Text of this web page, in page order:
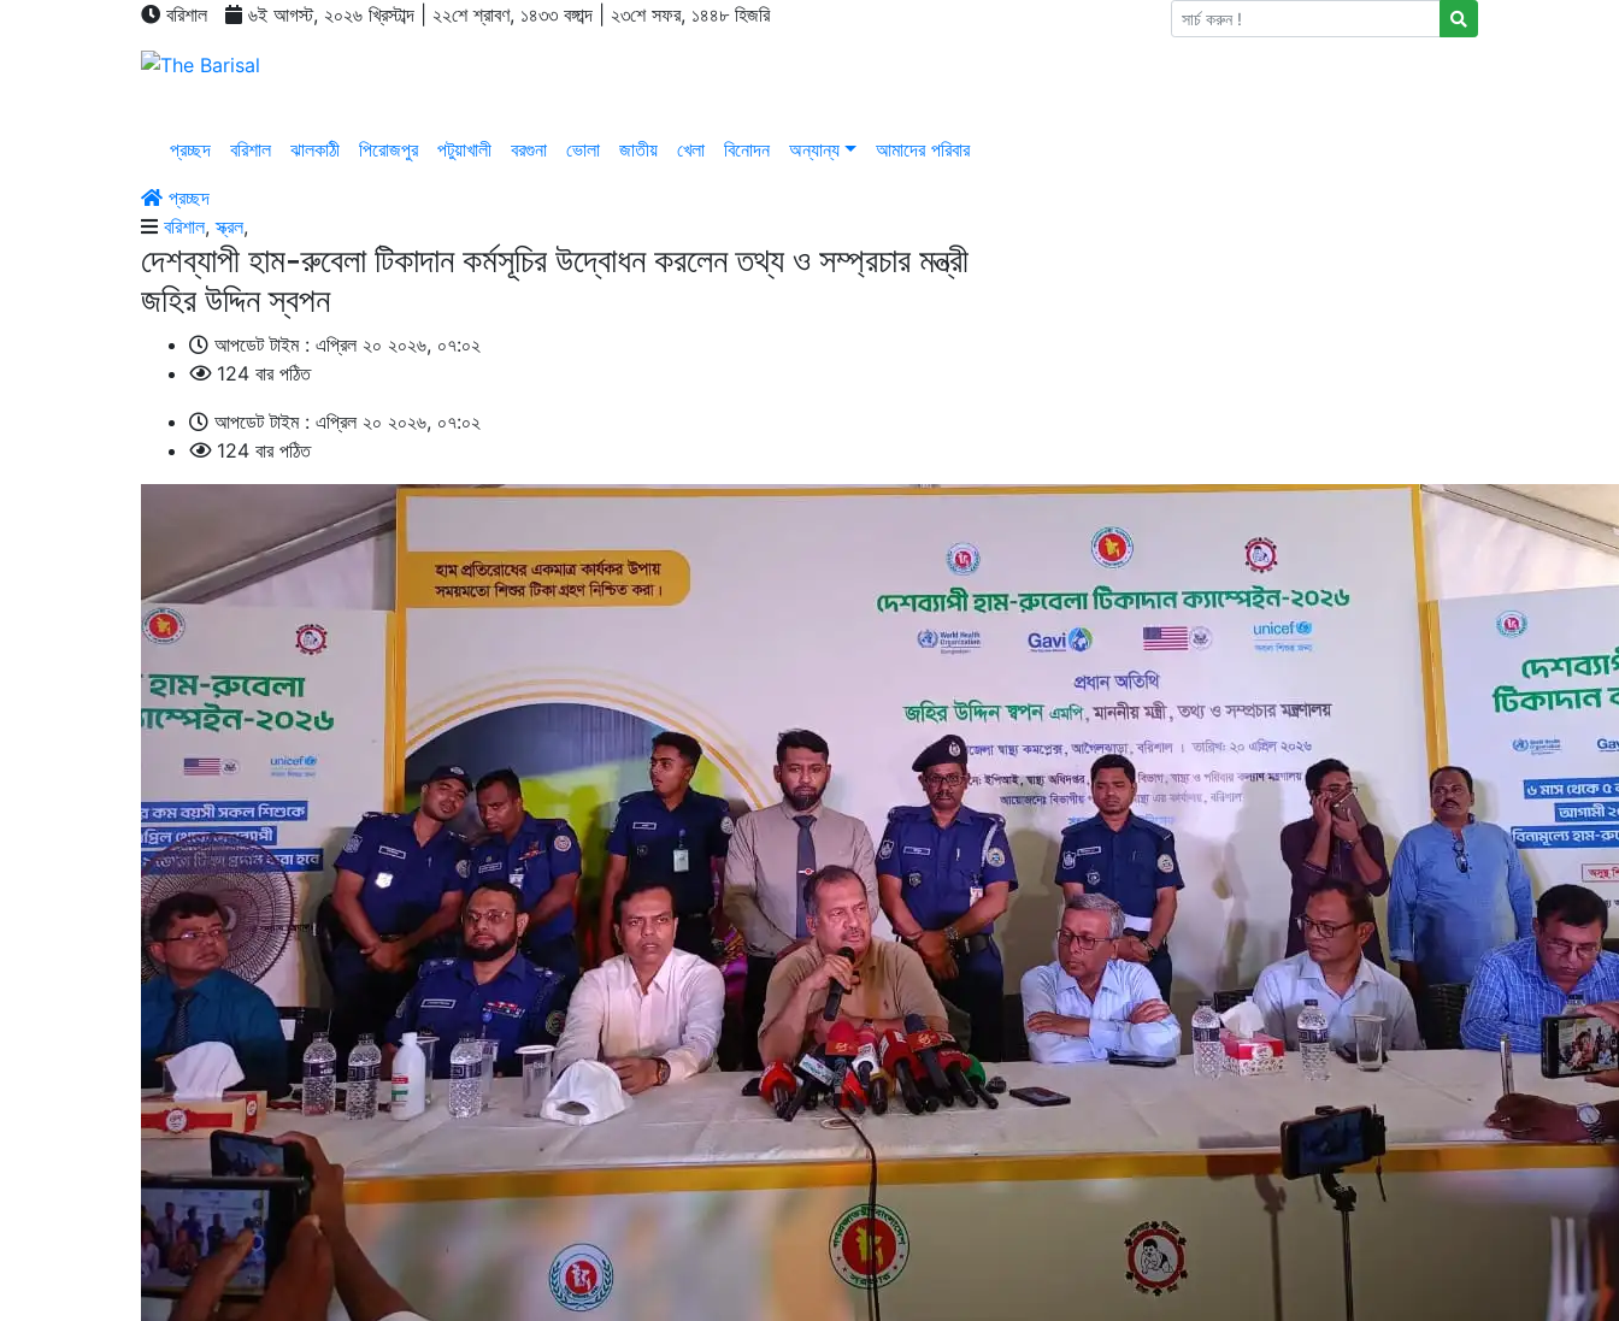
বরিশাল ৬ই আগস্ট, ২০২৬ খ্রিস্টাব্দ | ২২শে শ্রাবণ, ১৪৩৩ বঙ্গাব্দ | ২৩শে সফর, ১৪৪৮ হিজরি
প্রচ্ছদ বরিশাল ঝালকাঠী পিরোজপুর পটুয়াখালী বরগুনা ভোলা জাতীয় খেলা বিনোদন অন্যান্য
আমাদের পরিবার
প্রচ্ছদ
বরিশাল,স্ক্রল,
দেশব্যাপী হাম-রুবেলা টিকাদান কর্মসূচির উদ্বোধন করলেন তথ্য ও সম্প্রচার মন্ত্রী
জহির উদ্দিন স্বপন
আপডেট টাইম : এপ্রিল ২০ ২০২৬, ০৭:০২
124 বার পঠিত
আপডেট টাইম : এপ্রিল ২০ ২০২৬, ০৭:০২
124 বার পঠিত